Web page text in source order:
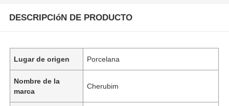
DESCRIPCIóN DE PRODUCTO
Lugar de origen Porcelana
Nombre de la
marca
Cherubim